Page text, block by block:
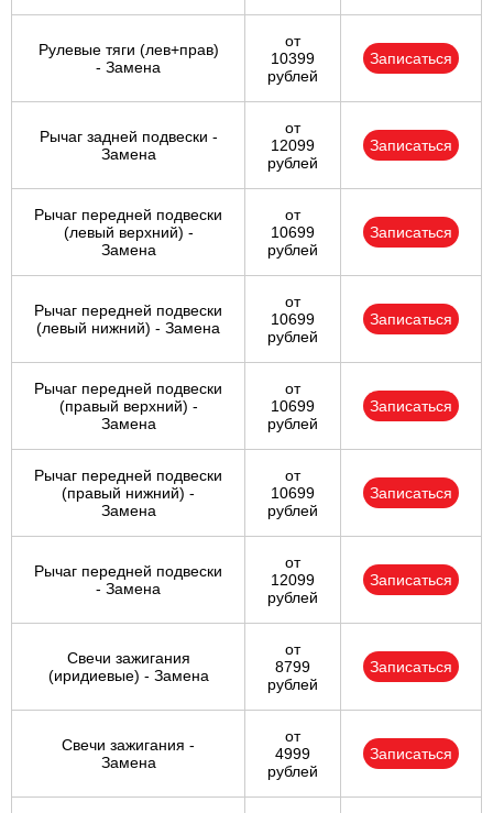
Рулевые тяги (лев+прав)
- Замена
от
10399
рублей
Записаться
Рычаг задней подвески -
Замена
от
12099
рублей
Записаться
Рычаг передней подвески
(левый верхний) -
Замена
от
10699
рублей
Записаться
Рычаг передней подвески
(левый нижний) - Замена
от
10699
рублей
Записаться
Рычаг передней подвески
(правый верхний) -
Замена
от
10699
рублей
Записаться
Рычаг передней подвески
(правый нижний) -
Замена
от
10699
рублей
Записаться
Рычаг передней подвески
- Замена
от
12099
рублей
Записаться
Свечи зажигания
(иридиевые) - Замена
от
8799
рублей
Записаться
Свечи зажигания -
Замена
от
4999
рублей
Записаться